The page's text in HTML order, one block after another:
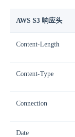
AWS S3 响应头
Content-Length
Content-Type
Connection
Date